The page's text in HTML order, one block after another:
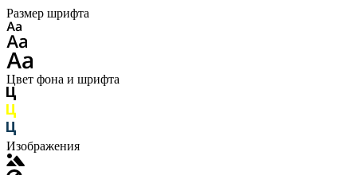
Размер шрифта
Цвет фона и шрифта
Изображения